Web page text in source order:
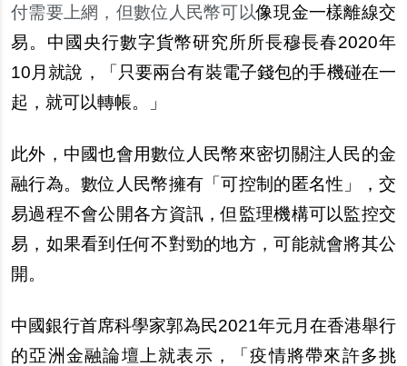
付需要上網，但數位人民幣可以像現金一樣離線交
易。中國央行數字貨幣研究所所長穆長春2020年
10月就說，「只要兩台有裝電子錢包的手機碰在一
起，就可以轉帳。」
此外，中國也會用數位人民幣來密切關注人民的金
融行為。數位人民幣擁有「可控制的匿名性」，交
易過程不會公開各方資訊，但監理機構可以監控交
易，如果看到任何不對勁的地方，可能就會將其公
開。
中國銀行首席科學家郭為民2021年元月在香港舉行
的亞洲金融論壇上就表示，「疫情將帶來許多挑